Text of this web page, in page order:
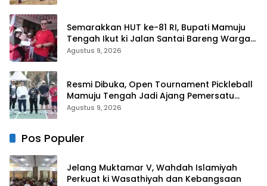
Semarakkan HUT ke-81 RI, Bupati Mamuju
Tengah Ikut ki Jalan Santai Bareng Warga
Karossa
Agustus 9, 2026
Resmi Dibuka, Open Tournament Pickleball
Mamuju Tengah Jadi Ajang Pemersatu
Antar daerah
Agustus 9, 2026
Pos Populer
Jelang Muktamar V, Wahdah Islamiyah
Perkuat ki Wasathiyah dan Kebangsaan